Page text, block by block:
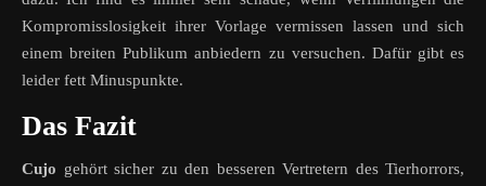
Kompromisslosigkeit ihrer Vorlage vermissen lassen und sich
einem breiten Publikum anbiedern zu versuchen. Dafür gibt es
leider fett Minuspunkte.
Das Fazit
Cujo gehört sicher zu den besseren Vertretern des Tierhorrors,